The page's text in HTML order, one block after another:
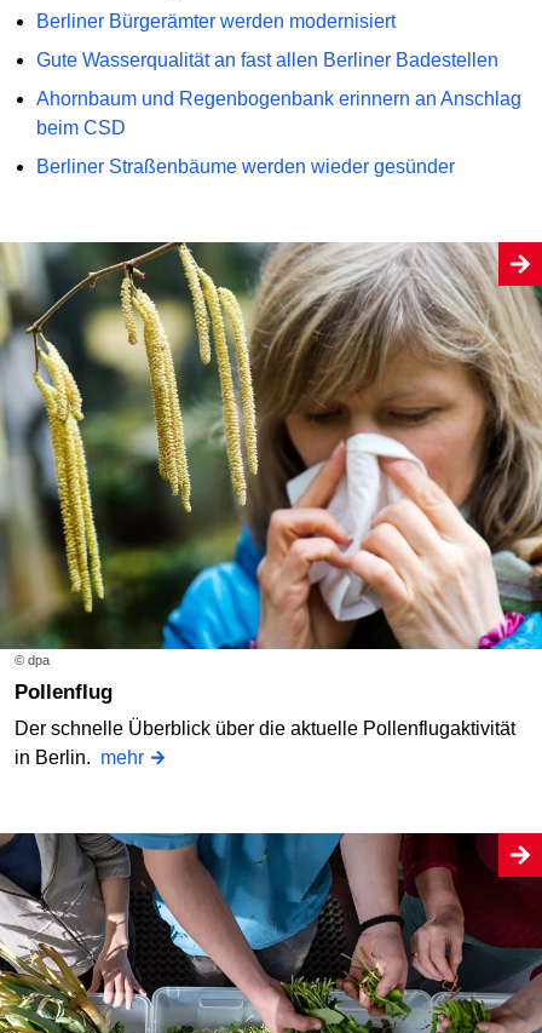
Berliner Bürgerämter werden modernisiert
Gute Wasserqualität an fast allen Berliner Badestellen
Ahornbaum und Regenbogenbank erinnern an Anschlag
beim CSD
Berliner Straßenbäume werden wieder gesünder
© dpa
Pollenflug
Der schnelle Überblick über die aktuelle Pollenflugaktivität
in Berlin. mehr